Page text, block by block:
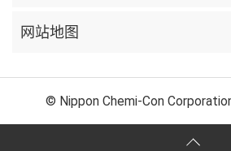
网站地图
© Nippon Chemi-Con